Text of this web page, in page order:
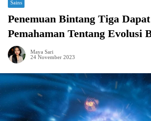
Sains
Penemuan Bintang Tiga
Pemahaman Tentang Evolusi
Maya Sari
24 November 2023